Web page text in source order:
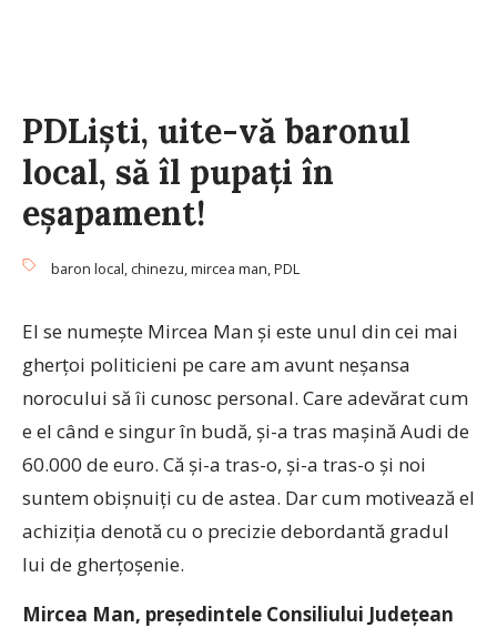
PDLişti, uite-vă baronul
local, să îl pupaţi în
eşapament!
baron local, chinezu,mircea man,PDL
El se numeşte Mircea Man şi este unul din cei mai
gherţoi politicieni pe care am avunt neşansa
norocului să îi cunosc personal. Care adevărat cum
e el când e singur în budă, şi-a tras maşină Audi de
60.000 de euro. Că şi-a tras-o, şi-a tras-o şi noi
suntem obişnuiţi cu de astea. Dar cum motivează el
achiziţia denotă cu o precizie debordantă gradul
lui de gherţoşenie.
Mircea Man, preşedintele Consiliului Judeţean